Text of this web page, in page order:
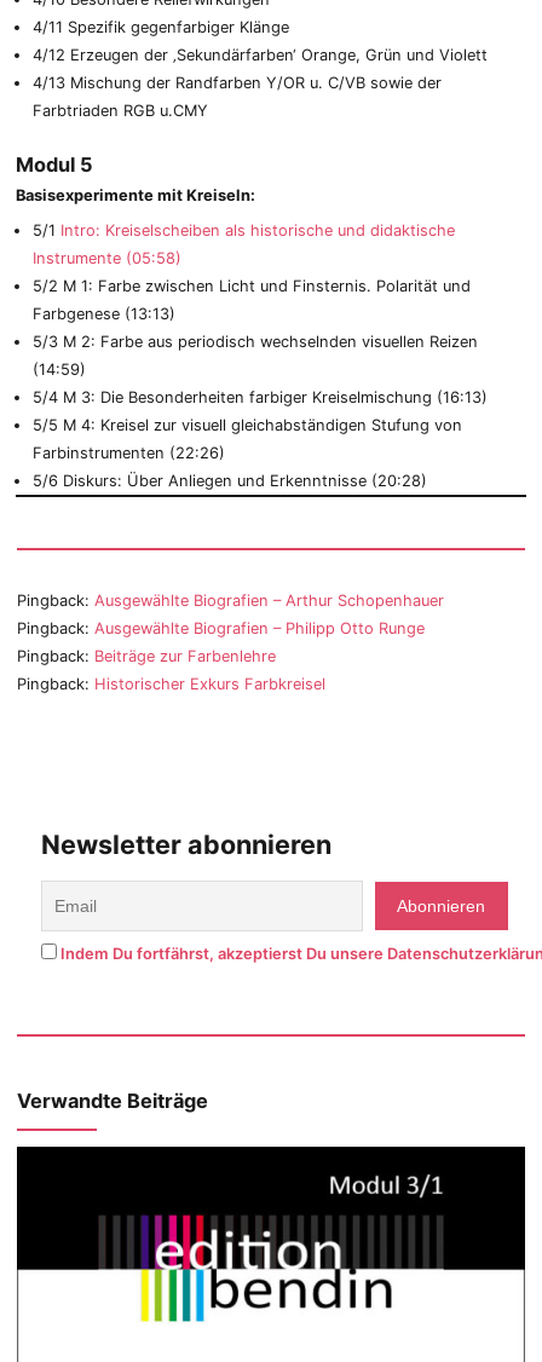
4/11 Spezifik gegenfarbiger Klänge
4/12 Erzeugen der ‚Sekundärfarben‘ Orange, Grün und Violett
4/13 Mischung der Randfarben Y/OR u. C/VB sowie der
Farbtriaden RGB u.CMY
Modul 5
Basisexperimente mit Kreiseln:
5/1 Intro: Kreiselscheiben als historische und didaktische
Instrumente (05:58)
5/2 M 1: Farbe zwischen Licht und Finsternis. Polarität und
Farbgenese (13:13)
5/3 M 2: Farbe aus periodisch wechselnden visuellen Reizen
(14:59)
5/4 M 3: Die Besonderheiten farbiger Kreiselmischung (16:13)
5/5 M 4: Kreisel zur visuell gleichabständigen Stufung von
Farbinstrumenten (22:26)
5/6 Diskurs: Über Anliegen und Erkenntnisse (20:28)
Pingback:Ausgewählte Biografien – Arthur Schopenhauer
Pingback:Ausgewählte Biografien – Philipp Otto Runge
Pingback: Beiträge zur Farbenlehre
Pingback: Historischer Exkurs Farbkreisel
Newsletter abonnieren
Indem Du fortfährst, akzeptierst Du unsere
Verwandte Beiträge